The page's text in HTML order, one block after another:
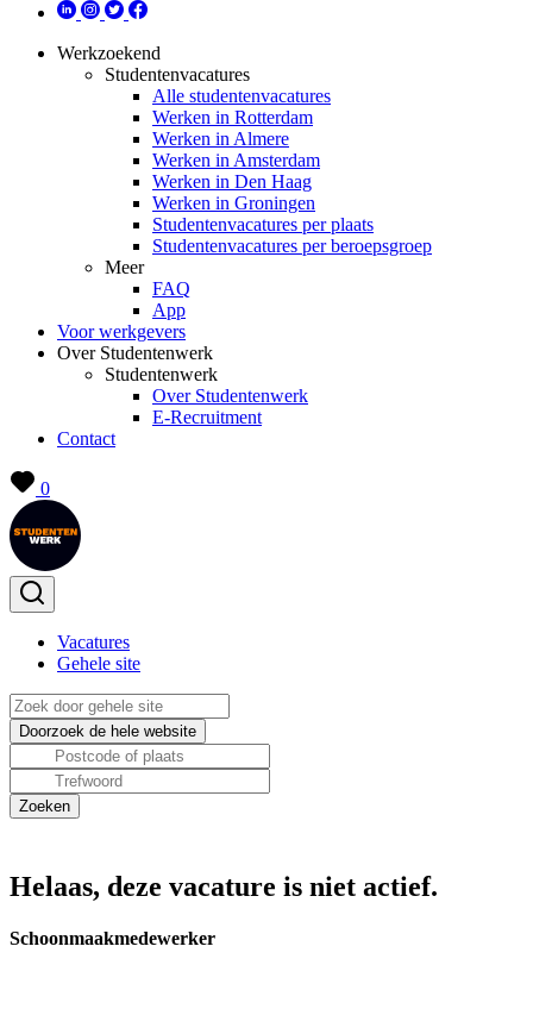
Werkzoekend
Studentenvacatures
Alle studentenvacatures
Werken in Rotterdam
Werken in Almere
Werken in Amsterdam
Werken in Den Haag
Werken in Groningen
Studentenvacatures per plaats
Studentenvacatures per beroepsgroep
Meer
FAQ
App
Voor werkgevers
Over Studentenwerk
Studentenwerk
Over Studentenwerk
E-Recruitment
Contact
0
Vacatures
Gehele site
Helaas, deze vacature is niet actief.
Schoonmaakmedewerker